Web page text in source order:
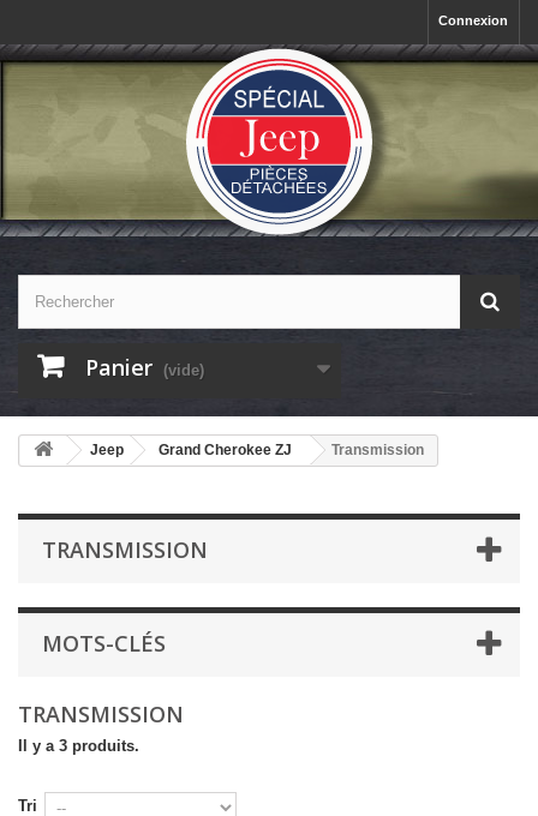
Connexion
Panier (vide)
Jeep Grand Cherokee ZJ Transmission
TRANSMISSION
MOTS-CLÉS
TRANSMISSION
Il y a 3 produits.
Tri